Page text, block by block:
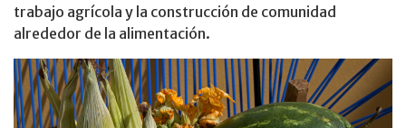
trabajo agrícola y la construcción de comunidad
alrededor de la alimentación.